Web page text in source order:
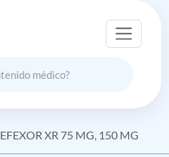
EFEXOR XR 75 MG, 150 MG